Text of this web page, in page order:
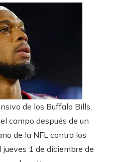
de los Buffalo Bills,
campo después de un
de la NFL contra los
1 de diciembre de